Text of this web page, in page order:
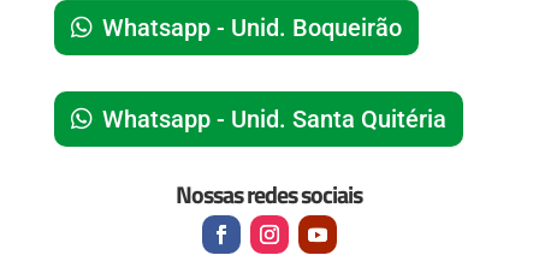
Whatsapp - Unid. Boqueirão
Whatsapp - Unid. Santa Quitéria
Nossas redes sociais